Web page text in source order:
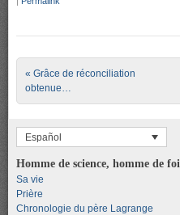
Post navigation
« Grâce de réconciliation
obtenue…
Español
Homme de science, homme de foi
Sa vie
Prière
Chronologie du père Lagrange